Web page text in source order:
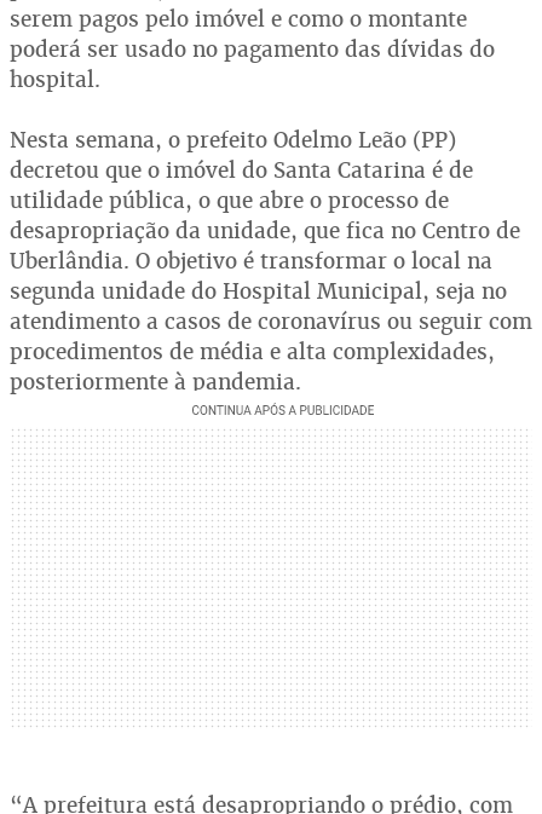
serem pagos pelo imóvel e como o montante
poderá ser usado no pagamento das dívidas do
hospital.
Nesta semana, o prefeito Odelmo Leão (PP)
decretou que o imóvel do Santa Catarina é de
utilidade pública, o que abre o processo de
desapropriação da unidade, que fica no Centro de
Uberlândia. O objetivo é transformar o local na
segunda unidade do Hospital Municipal, seja no
atendimento a casos de coronavírus ou seguir com
procedimentos de média e alta complexidades,
posteriormente à pandemia.
“A prefeitura está desapropriando o prédio, com